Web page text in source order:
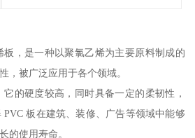
板，是一种以聚氯乙烯为主要原料制成的
，被广泛应用于各个领域。
的硬度较高，同时具备一定的柔韧性，
板在建筑、装修、广告等领域中能够
的使用寿命。